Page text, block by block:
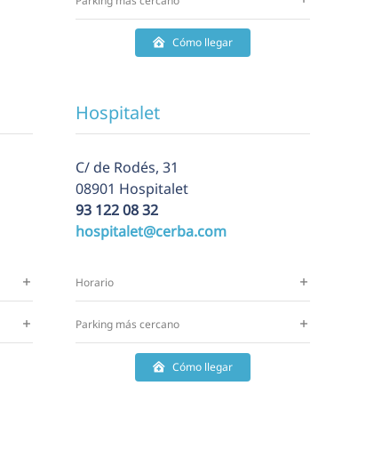
Cómo llegar
Hospitalet
C/ de Rodés, 31
08901 Hospitalet
93 122 08 32
hospitalet@cerba.com
Horario
Parking más cercano
Cómo llegar